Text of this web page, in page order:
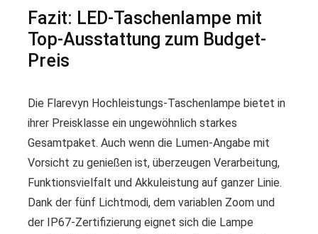
Fazit: LED-Taschenlampe mit
Top-Ausstattung zum Budget-
Preis
Die Flarevyn Hochleistungs-Taschenlampe bietet in
ihrer Preisklasse ein ungewöhnlich starkes
Gesamtpaket. Auch wenn die Lumen-Angabe mit
Vorsicht zu genießen ist, überzeugen Verarbeitung,
Funktionsvielfalt und Akkuleistung auf ganzer Linie.
Dank der fünf Lichtmodi, dem variablen Zoom und
der IP67-Zertifizierung eignet sich die Lampe